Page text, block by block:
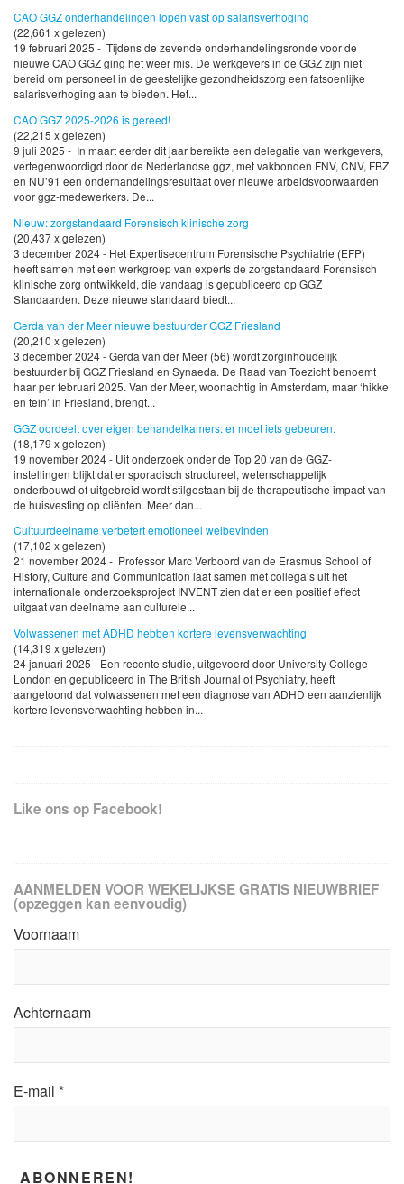
CAO GGZ onderhandelingen lopen vast op salarisverhoging
(22,661 x gelezen)
19 februari 2025 - Tijdens de zevende onderhandelingsronde voor de
nieuwe CAO GGZ ging het weer mis. De werkgevers in de GGZ zijn niet
bereid om personeel in de geestelijke gezondheidszorg een fatsoenlijke
salarisverhoging aan te bieden. Het...
CAO GGZ 2025-2026 is gereed!
(22,215 x gelezen)
9 juli 2025 - In maart eerder dit jaar bereikte een delegatie van werkgevers,
vertegenwoordigd door de Nederlandse ggz, met vakbonden FNV, CNV, FBZ
en NU’91 een onderhandelingsresultaat over nieuwe arbeidsvoorwaarden
voor ggz-medewerkers. De...
Nieuw: zorgstandaard Forensisch klinische zorg
(20,437 x gelezen)
3 december 2024 - Het Expertisecentrum Forensische Psychiatrie (EFP)
heeft samen met een werkgroep van experts de zorgstandaard Forensisch
klinische zorg ontwikkeld, die vandaag is gepubliceerd op GGZ
Standaarden. Deze nieuwe standaard biedt...
Gerda van der Meer nieuwe bestuurder GGZ Friesland
(20,210 x gelezen)
3 december 2024 - Gerda van der Meer (56) wordt zorginhoudelijk
bestuurder bij GGZ Friesland en Synaeda. De Raad van Toezicht benoemt
haar per februari 2025. Van der Meer, woonachtig in Amsterdam, maar ‘hikke
en tein’ in Friesland, brengt...
GGZ oordeelt over eigen behandelkamers: er moet iets gebeuren.
(18,179 x gelezen)
19 november 2024 - Uit onderzoek onder de Top 20 van de GGZ-
instellingen blijkt dat er sporadisch structureel, wetenschappelijk
onderbouwd of uitgebreid wordt stilgestaan bij de therapeutische impact van
de huisvesting op cliënten. Meer dan...
Cultuurdeelname verbetert emotioneel welbevinden
(17,102 x gelezen)
21 november 2024 - Professor Marc Verboord van de Erasmus School of
History, Culture and Communication laat samen met collega’s uit het
internationale onderzoeksproject INVENT zien dat er een positief effect
uitgaat van deelname aan culturele...
Volwassenen met ADHD hebben kortere levensverwachting
(14,319 x gelezen)
24 januari 2025 - Een recente studie, uitgevoerd door University College
London en gepubliceerd in The British Journal of Psychiatry, heeft
aangetoond dat volwassenen met een diagnose van ADHD een aanzienlijk
kortere levensverwachting hebben in...
Like ons op Facebook!
AANMELDEN VOOR WEKELIJKSE GRATIS NIEUWBRIEF
(opzeggen kan eenvoudig)
Voornaam
Achternaam
E-mail *